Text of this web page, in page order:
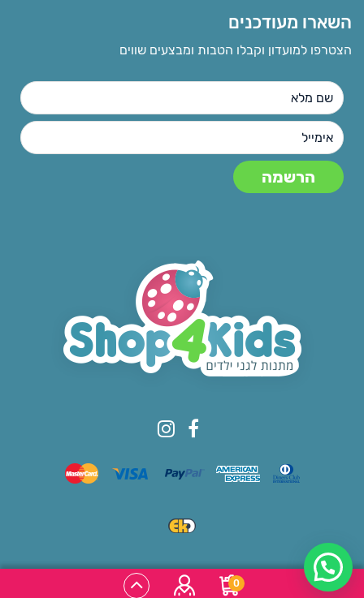
0
השארו מעודכנים
הצטרפו למועדון וקבלו הטבות ומבצעים שווים
© All rights reserved to Shop4kids